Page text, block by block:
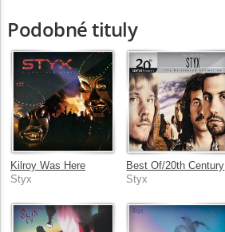
Podobné tituly
Kilroy Was Here
Styx
Best Of/20th Century
Styx